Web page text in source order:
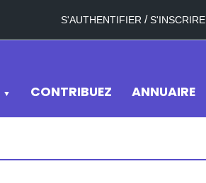
S'AUTHENTIFIER /S'INSCRIRE
▼ CONTRIBUEZ ANNUAIRE